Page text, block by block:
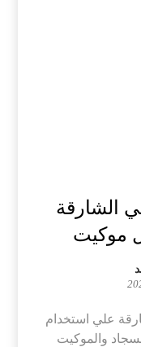
الشارقة
علي استخدام
والموكيت